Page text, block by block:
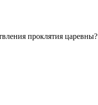
проклятия царевны?